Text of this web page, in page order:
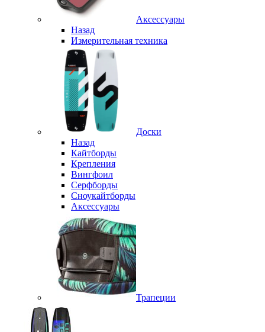
Аксессуары
Назад
Измерительная техника
Доски
Назад
Кайтборды
Крепления
Вингфоил
Серфборды
Сноукайтборды
Аксессуары
Трапеции